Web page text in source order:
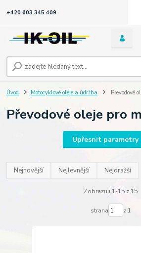
+420 603 345 409
Úvod Motocyklové oleje a údržba Převodové
Převodové oleje pro
Upřesnit parametry
Nejnovější Nejlevnější Nejdražší
Zobrazuji 1-15 z 15
strana z 1